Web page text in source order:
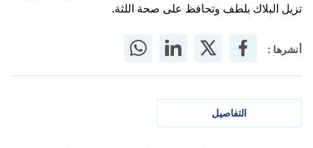
تزيل البلاك بلطف وتحافظ على صحة اللثة.
أنشرها :
التفاصيل